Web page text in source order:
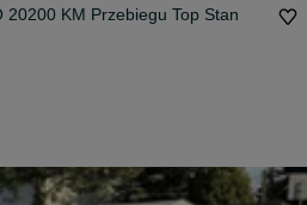
20200 KM Przebiegu Top Stan